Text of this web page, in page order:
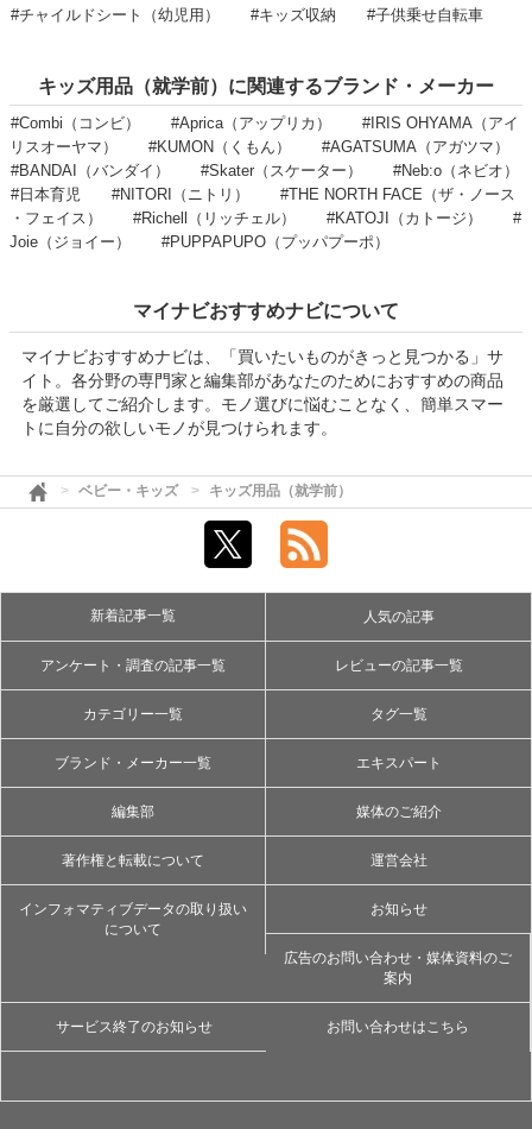
#チャイルドシート（幼児用） #キッズ収納 #子供乗せ自転車
キッズ用品（就学前）に関連するブランド・メーカー
#Combi（コンビ） #Aprica（アップリカ）
#IRIS OHYAMA（アイ
リスオーヤマ）
#KUMON（くもん）
#AGATSUMA（アガツマ）
#BANDAI（バンダイ）
#Skater（スケーター）
#Neb:o（ネビオ）
#日本育児
#NITORI（ニトリ）
#THE NORTH FACE（ザ・ノース
・フェイス）
#Richell（リッチェル） #KATOJI（カトージ）
#
Joie（ジョイー）
#PUPPAPUPO（プッパプーポ）
マイナビおすすめナビについて
マイナビおすすめナビは、「買いたいものがきっと見つかる」サ
イト。各分野の専門家と編集部があなたのためにおすすめの商品
を厳選してご紹介します。モノ選びに悩むことなく、簡単スマー
トに自分の欲しいモノが見つけられます。
ベビー・キッズ キッズ用品（就学前）
新着記事一覧 人気の記事
アンケート・調査の記事一覧 レビューの記事一覧
カテゴリー一覧 タグ一覧
ブランド・メーカー一覧 エキスパート
編集部 媒体のご紹介
著作権と転載について 運営会社
インフォマティブデータの取り扱い
について
お知らせ
広告のお問い合わせ・媒体資料のご
案内
サービス終了のお知らせ お問い合わせはこちら